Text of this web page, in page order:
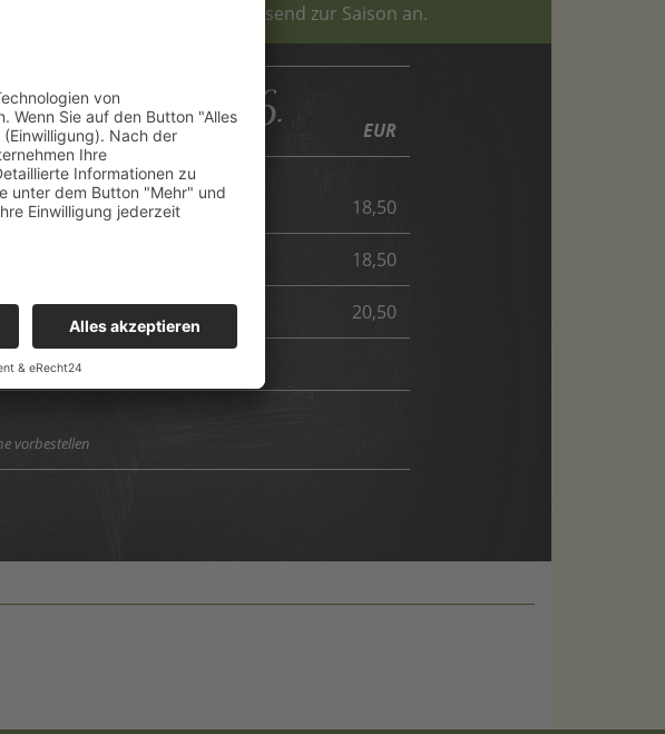
kulinarische Ideen passend zur Saison an.
07 .08..2026. EUR
18,50
18,50
20,50
vorbestellen